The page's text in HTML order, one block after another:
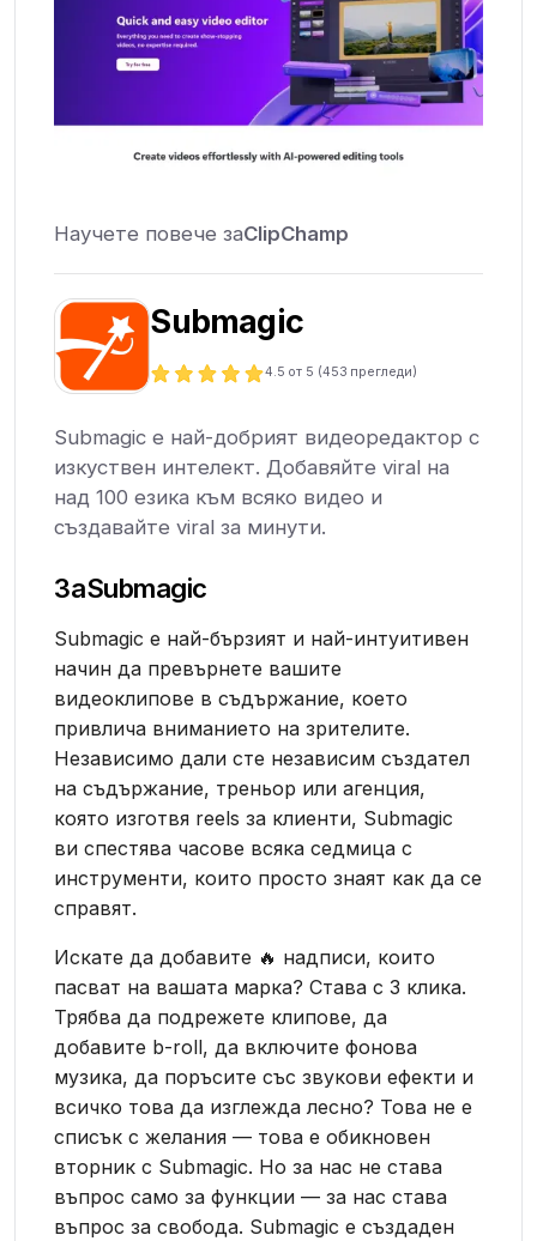
Научете повече заClipChamp
Submagic
4.5 от 5 (453 прегледи)
Submagic е най-добрият видеоредактор с
изкуствен интелект. Добавяйте viral на
над 100 езика към всяко видео и
създавайте viral за минути.
ЗаSubmagic
Submagic е най-бързият и най-интуитивен
начин да превърнете вашите
видеоклипове в съдържание, което
привлича вниманието на зрителите.
Независимо дали сте независим създател
на съдържание, треньор или агенция,
която изготвя reels за клиенти, Submagic
ви спестява часове всяка седмица с
инструменти, които просто знаят как да се
справят.
Искате да добавите 🔥 надписи, които
пасват на вашата марка? Става с 3 клика.
Трябва да подрежете клипове, да
добавите b-roll, да включите фонова
музика, да поръсите със звукови ефекти и
всичко това да изглежда лесно? Това не е
списък с желания — това е обикновен
вторник с Submagic. Но за нас не става
въпрос само за функции — за нас става
въпрос за свобода. Submagic е създаден